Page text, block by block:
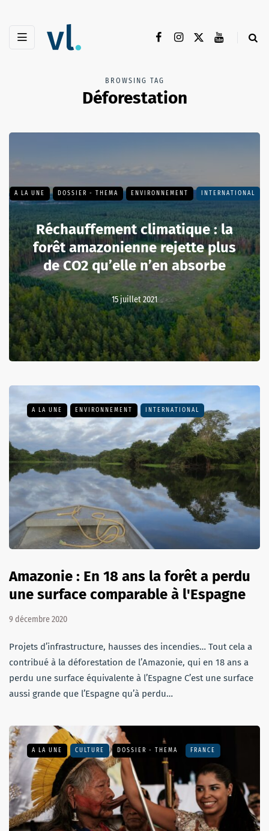
BROWSING TAG
Déforestation
A LA UNE DOSSIER - THEMA ENVIRONNEMENT INTERNATIONAL
Réchauffement climatique : la
forêt amazonienne rejette plus
de CO2 qu’elle n’en absorbe
15 juillet 2021
A LA UNE ENVIRONNEMENT INTERNATIONAL
Amazonie : En 18 ans la forêt a perdu
une surface comparable à l'Espagne
9 décembre 2020
Projets d’infrastructure, hausses des incendies… Tout cela a
contribué à la déforestation de l’Amazonie, qui en 18 ans a
perdu une surface équivalente à l’Espagne C’est une surface
aussi grande que l’Espagne qu’à perdu…
A LA UNE CULTURE DOSSIER - THEMA FRANCE